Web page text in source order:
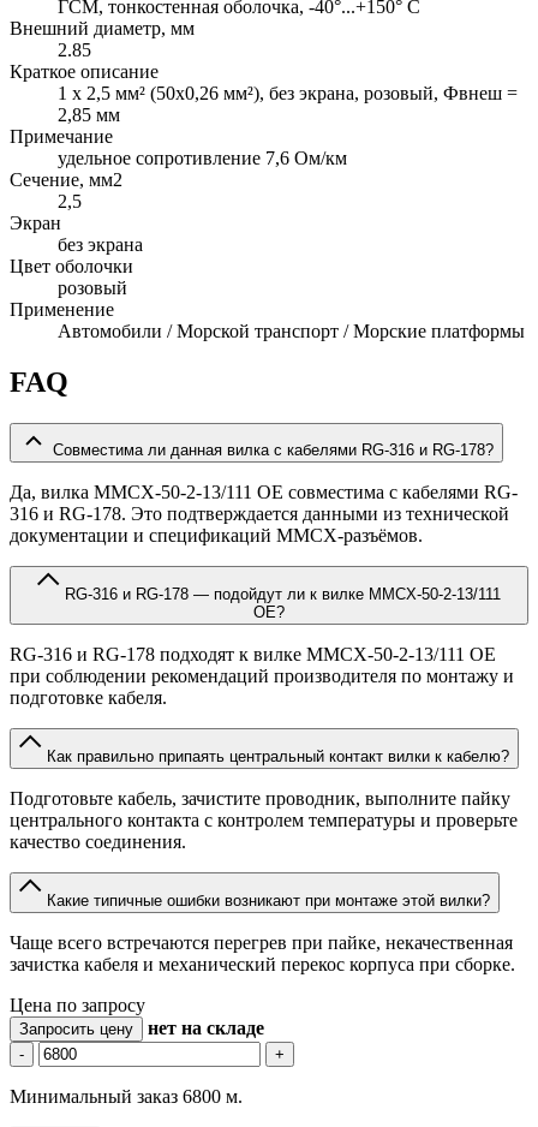
ГСМ, тонкостенная оболочка, -40°...+150° C
Внешний диаметр, мм
2.85
Краткое описание
1 х 2,5 мм² (50x0,26 мм²), без экрана, розовый, Фвнеш =
2,85 мм
Примечание
удельное сопротивление 7,6 Ом/км
Сечение, мм2
2,5
Экран
без экрана
Цвет оболочки
розовый
Применение
Автомобили / Морской транспорт / Морские платформы
FAQ
Совместима ли данная вилка с кабелями RG-316 и RG-178?
Да, вилка MMCX-50-2-13/111 OE совместима с кабелями RG-
316 и RG-178. Это подтверждается данными из технической
документации и спецификаций MMCX-разъёмов.
OE?
RG-316 и RG-178 подходят к вилке MMCX-50-2-13/111 OE
при соблюдении рекомендаций производителя по монтажу и
подготовке кабеля.
Как правильно припаять центральный контакт вилки к кабелю?
Подготовьте кабель, зачистите проводник, выполните пайку
центрального контакта с контролем температуры и проверьте
качество соединения.
Какие типичные ошибки возникают при монтаже этой вилки?
Чаще всего встречаются перегрев при пайке, некачественная
зачистка кабеля и механический перекос корпуса при сборке.
Цена по запросу
Запросить цену нет на складе
- +
Минимальный заказ 6800 м.